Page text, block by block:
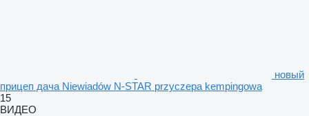
новый
прицеп дача Niewiadów N-STAR przyczepa kempingowa
15
ВИДЕО